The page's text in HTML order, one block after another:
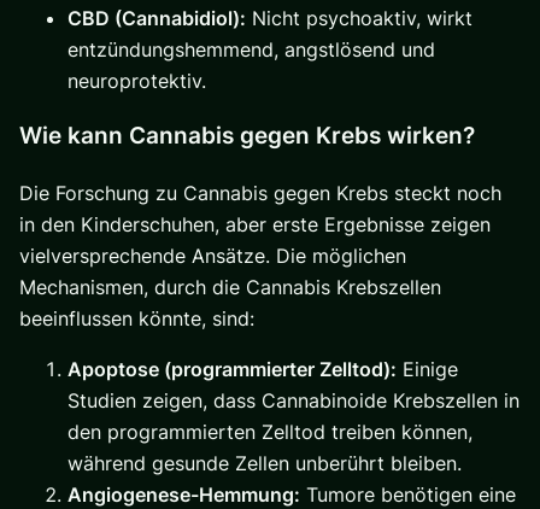
CBD (Cannabidiol): Nicht psychoaktiv, wirkt
entzündungshemmend, angstlösend und
neuroprotektiv.
Wie kann Cannabis gegen Krebs wirken?
Die Forschung zu Cannabis gegen Krebs steckt noch
in den Kinderschuhen, aber erste Ergebnisse zeigen
vielversprechende Ansätze. Die möglichen
Mechanismen, durch die Cannabis Krebszellen
beeinflussen könnte, sind:
Apoptose (programmierter Zelltod): Einige
Studien zeigen, dass Cannabinoide Krebszellen in
den programmierten Zelltod treiben können,
während gesunde Zellen unberührt bleiben.
Angiogenese-Hemmung: Tumore benötigen eine